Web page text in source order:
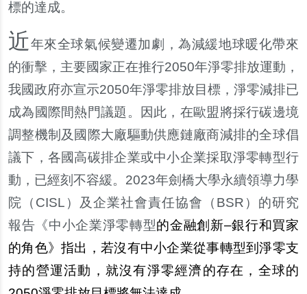
標的達成。
近年來全球氣候變遷加劇，為減緩地球暖化帶來
的衝擊，主要國家正在推行2050年淨零排放運動，
我國政府亦宣示2050年淨零排放目標，淨零減排已
成為國際間熱門議題。因此，在歐盟將採行碳邊境
調整機制及國際大廠驅動供應鏈廠商減排的全球倡
議下，各國高碳排企業或中小企業採取淨零轉型行
動，已經刻不容緩。2023年劍橋大學永續領導力學
院（CISL）及企業社會責任協會（BSR）的研究
報告《中小企業淨零轉型的金融創新–銀行和買家
的角色》指出，若沒有中小企業從事轉型到淨零支
持的營運活動，就沒有淨零經濟的存在，全球的